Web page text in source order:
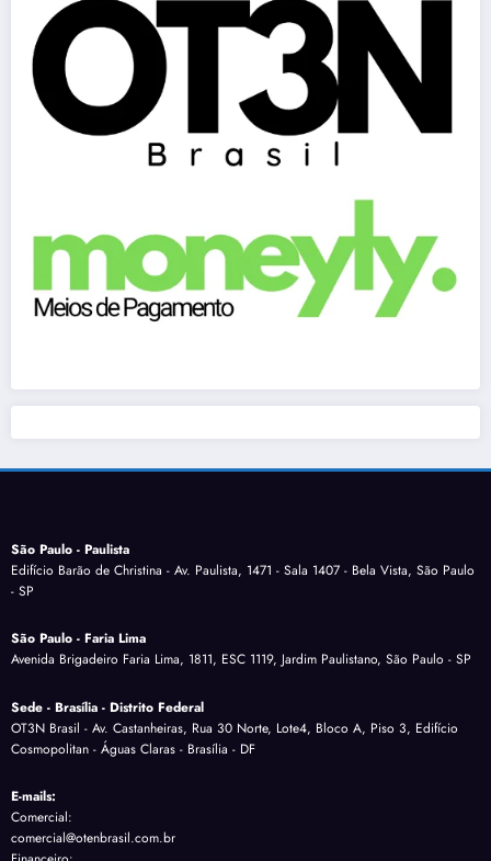
São Paulo - Paulista
Edifício Barão de Christina - Av. Paulista, 1471 - Sala 1407 - Bela Vista, São Paulo
- SP
São Paulo - Faria Lima
Avenida Brigadeiro Faria Lima, 1811, ESC 1119, Jardim Paulistano, São Paulo - SP
Sede - Brasília - Distrito Federal
OT3N Brasil - Av. Castanheiras, Rua 30 Norte, Lote4, Bloco A, Piso 3, Edifício
Cosmopolitan - Águas Claras - Brasília - DF
E-mails:
Comercial:
comercial@otenbrasil.com.br